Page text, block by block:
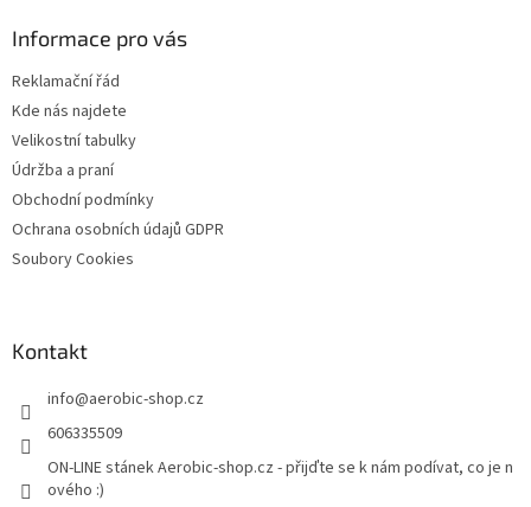
Informace pro vás
Reklamační řád
Kde nás najdete
Velikostní tabulky
Údržba a praní
Obchodní podmínky
Ochrana osobních údajů GDPR
Soubory Cookies
Kontakt
info@aerobic-shop.cz
606335509
ON-LINE stánek Aerobic-shop.cz - přijďte se k nám podívat, co je n
ového :)